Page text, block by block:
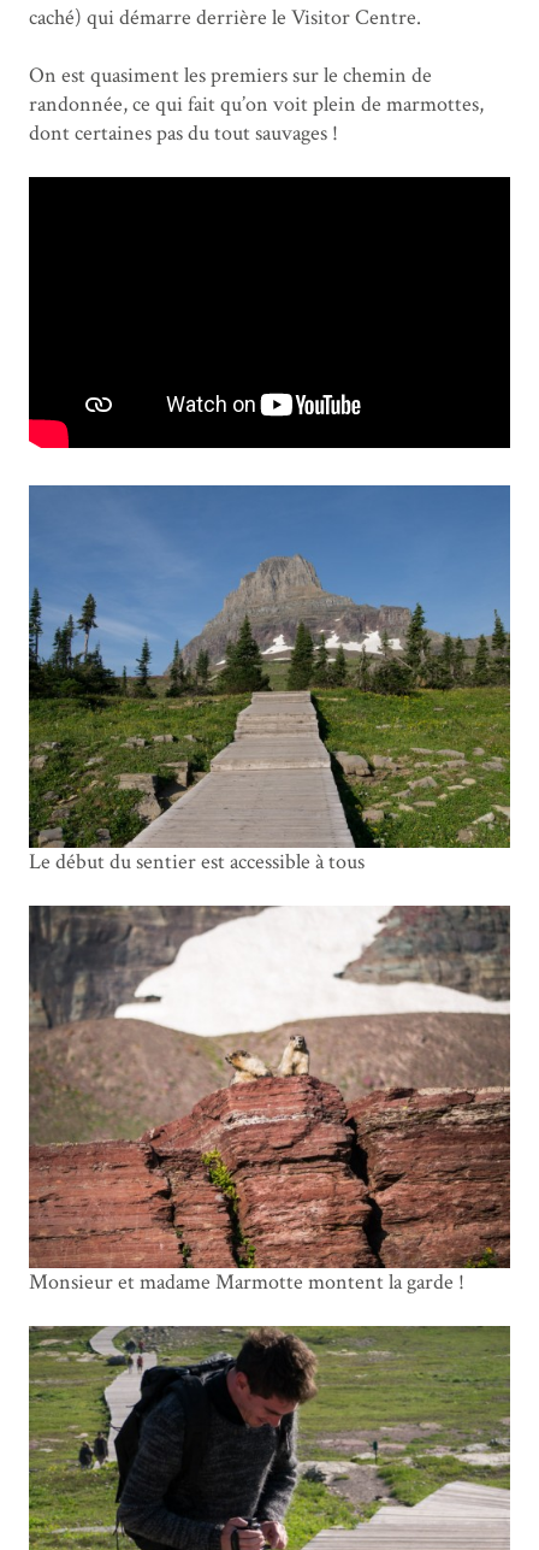
caché) qui démarre derrière le Visitor Centre.
On est quasiment les premiers sur le chemin de
randonnée, ce qui fait qu’on voit plein de marmottes,
dont certaines pas du tout sauvages !
Le début du sentier est accessible à tous
Monsieur et madame Marmotte montent la garde !